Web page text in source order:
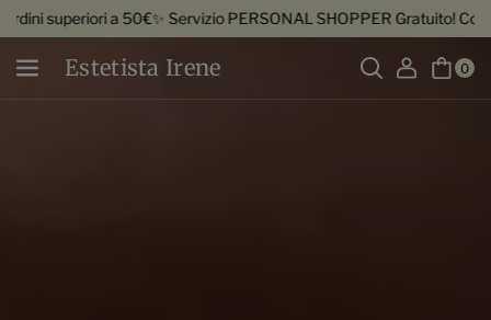
Vai direttamente ai contenuti
✨ Servizio PERSONAL SHOPPER Gratuito! Contattaci su
Estetista Irene 0